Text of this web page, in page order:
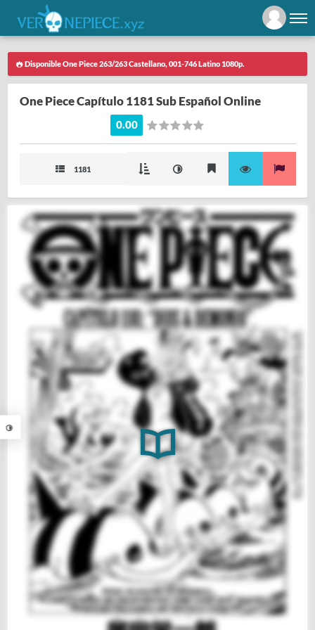
Disponible One Piece 263/263 Castellano, 001-746 Latino 1080p.
One Piece Capítulo 1181 Sub Español Online
0.00
1181